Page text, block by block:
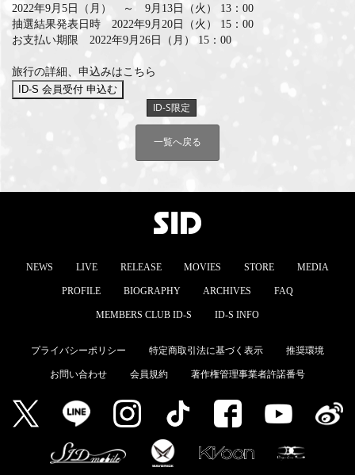
2022年9月5日（月） ～ 9月13日（火） 13：00
抽選結果発表日時 2022年9月20日（火） 15：00
お支払い期限 2022年9月26日（月） 15：00
旅行の詳細、申込みはこちら
ID-S限定
一覧へ戻る
NEWS LIVE RELEASE MOVIES STORE MEDIA
PROFILE BIOGRAPHY ARCHIVES FAQ
MEMBERS CLUB ID-S ID-S INFO
プライバシーポリシー 特定商取引法に基づく表示 推奨環境
お問い合わせ 会員規約 著作権管理事業者許諾番号